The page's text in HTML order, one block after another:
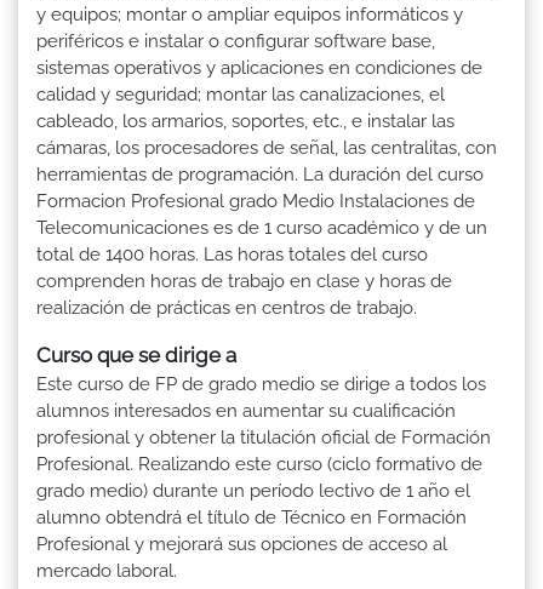
y equipos; montar o ampliar equipos informáticos y
periféricos e instalar o configurar software base,
sistemas operativos y aplicaciones en condiciones de
calidad y seguridad; montar las canalizaciones, el
cableado, los armarios, soportes, etc., e instalar las
cámaras, los procesadores de señal, las centralitas, con
herramientas de programación. La duración del curso
Formacion Profesional grado Medio Instalaciones de
Telecomunicaciones es de 1 curso académico y de un
total de 1400 horas. Las horas totales del curso
comprenden horas de trabajo en clase y horas de
realización de prácticas en centros de trabajo.
Curso que se dirige a
Este curso de FP de grado medio se dirige a todos los
alumnos interesados en aumentar su cualificación
profesional y obtener la titulación oficial de Formación
Profesional. Realizando este curso (ciclo formativo de
grado medio) durante un período lectivo de 1 año el
alumno obtendrá el título de Técnico en Formación
Profesional y mejorará sus opciones de acceso al
mercado laboral.